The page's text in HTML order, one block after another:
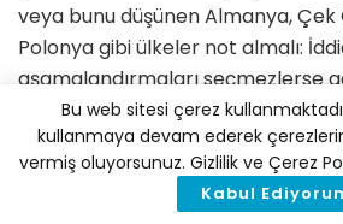
veya bunu düşünen Almanya,
Polonya gibi ülkeler not almalı:
aşamalandırmaları seçmezlerse
yetişmek zorunda kalacaklar”
Portekiz’e ek olarak, Europe
Avrupa ülkesinin 2025 itibariyle
Bu web sitesi çerez
kullanmaya devam ederek
vermiş oluyorsunuz. Gizlilik ve Çerez
Kabul